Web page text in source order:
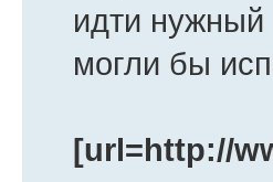
идти
могли бы
[url=http://